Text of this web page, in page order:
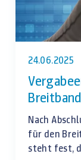
24.06.2025
Nach
für den
steht fest,